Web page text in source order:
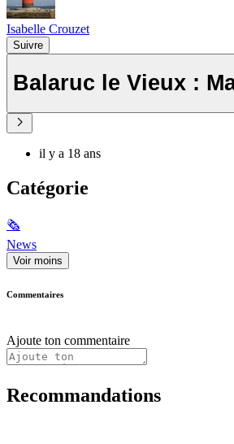
Isabelle Crouzet
Suivre
Balaruc le Vieux :
il y a 18 ans
Catégorie
🗞
News
Voir moins
Commentaires
Ajoute ton commentaire
Recommandations